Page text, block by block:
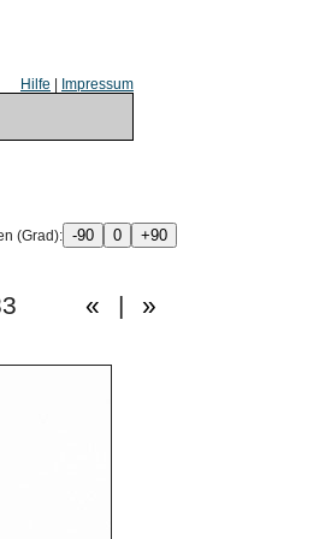
Hilfe Impressum
(Grad):
233 « | »